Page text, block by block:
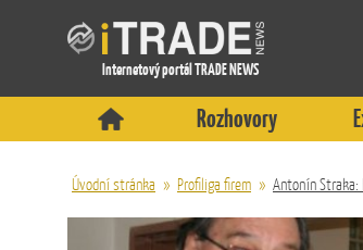
Internetový portál TRADE NEWS
Rozhovory
Úvodní stránka » Profiliga firem » Antonín